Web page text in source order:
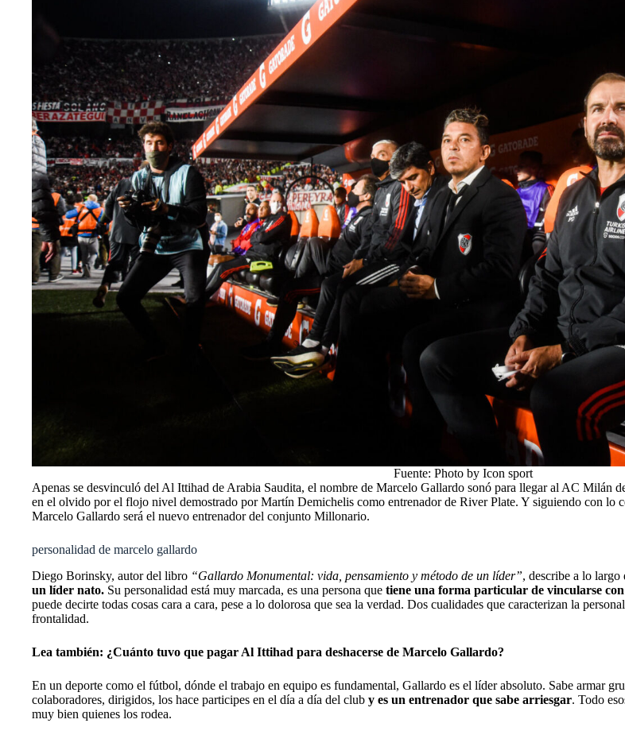
Fuente: Photo by Icon sport
Apenas se desvinculó del Al Ittihad de Arabia Saudita, el nombre de Marcelo Gallardo sonó para llegar al AC Milán
en el olvido por el flojo nivel demostrado por Martín Demichelis como entrenador de River Plate. Y siguiendo con lo
Marcelo Gallardo será el nuevo entrenador del conjunto Millonario.
personalidad de marcelo gallardo
Diego Borinsky, autor del libro “Gallardo Monumental: vida, pensamiento y método de un líder”, describe a lo
un líder nato. Su personalidad está muy marcada, es una persona que tiene una forma particular de vincularse
puede decirte todas cosas cara a cara, pese a lo dolorosa que sea la verdad. Dos cualidades que caracterizan la
frontalidad.
Lea también: ¿Cuánto tuvo que pagar Al Ittihad para deshacerse de Marcelo Gallardo?
En un deporte como el fútbol, dónde el trabajo en equipo es fundamental, Gallardo es el líder absoluto. Sabe armar
colaboradores, dirigidos, los hace participes en el día a día del club y es un entrenador que sabe arriesgar. Todo
muy bien quienes los rodea.